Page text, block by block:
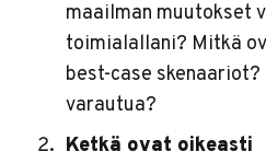
maailman muutokset
toimialallani? Mitkä
best-case
varautua?
Ketkä ovat oikeasti